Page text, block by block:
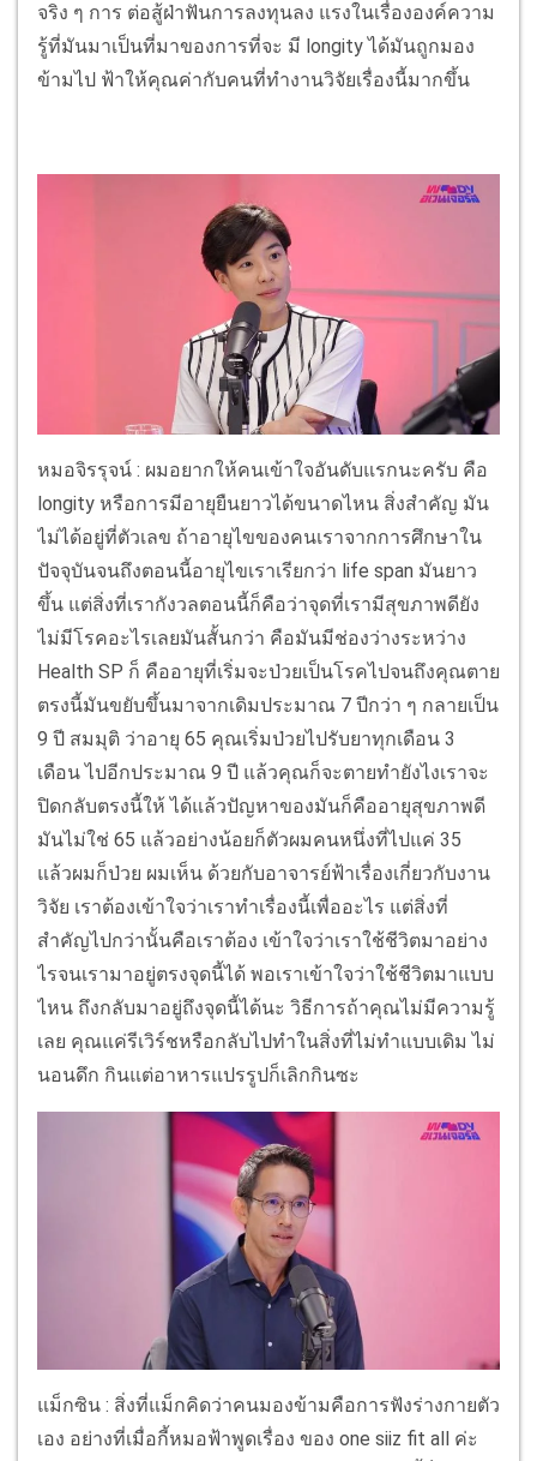
จริง ๆ การ ต่อสู้ฝ่าฟันการลงทุนลง แรงในเรื่ององค์ความ
รู้ที่มันมาเป็นที่มาของการที่จะ มี longity ได้มันถูกมอง
ข้ามไป ฟ้าให้คุณค่ากับคนที่ทำงานวิจัยเรื่องนี้มากขึ้น
หมอจิรรุจน์ : ผมอยากให้คนเข้าใจอันดับแรกนะครับ คือ
longity หรือการมีอายุยืนยาวได้ขนาดไหน สิ่งสำคัญ มัน
ไม่ได้อยู่ที่ตัวเลข ถ้าอายุไขของคนเราจากการศึกษาใน
ปัจจุบันจนถึงตอนนี้อายุไขเราเรียกว่า life span มันยาว
ขึ้น แต่สิ่งที่เรากังวลตอนนี้ก็คือว่าจุดที่เรามีสุขภาพดียัง
ไม่มีโรคอะไรเลยมันสั้นกว่า คือมันมีช่องว่างระหว่าง
Health SP ก็ คืออายุที่เริ่มจะป่วยเป็นโรคไปจนถึงคุณตาย
ตรงนี้มันขยับขึ้นมาจากเดิมประมาณ 7 ปีกว่า ๆ กลายเป็น
9 ปี สมมุติ ว่าอายุ 65 คุณเริ่มป่วยไปรับยาทุกเดือน 3
เดือน ไปอีกประมาณ 9 ปี แล้วคุณก็จะตายทำยังไงเราจะ
ปิดกลับตรงนี้ให้ ได้แล้วปัญหาของมันก็คืออายุสุขภาพดี
มันไม่ใช่ 65 แล้วอย่างน้อยก็ตัวผมคนหนึ่งที่ไปแค่ 35
แล้วผมก็ป่วย ผมเห็น ด้วยกับอาจารย์ฟ้าเรื่องเกี่ยวกับงาน
วิจัย เราต้องเข้าใจว่าเราทำเรื่องนี้เพื่ออะไร แต่สิ่งที่
สำคัญไปกว่านั้นคือเราต้อง เข้าใจว่าเราใช้ชีวิตมาอย่าง
ไรจนเรามาอยู่ตรงจุดนี้ได้ พอเราเข้าใจว่าใช้ชีวิตมาแบบ
ไหน ถึงกลับมาอยู่ถึงจุดนี้ได้นะ วิธีการถ้าคุณไม่มีความรู้
เลย คุณแค่รีเวิร์ชหรือกลับไปทำในสิ่งที่ไม่ทำแบบเดิม ไม่
นอนดึก กินแต่อาหารแปรรูปก็เลิกกินซะ
แม็กซิน : สิ่งที่แม็กคิดว่าคนมองข้ามคือการฟังร่างกายตัว
เอง อย่างที่เมื่อกี้หมอฟ้าพูดเรื่อง ของ one siiz fit all ค่ะ